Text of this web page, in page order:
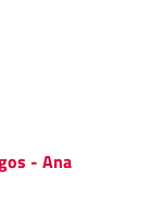
- Ana